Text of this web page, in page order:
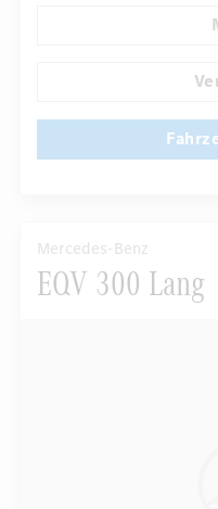
Automatisch
Mercedes-Benz
EQV 300 Lang